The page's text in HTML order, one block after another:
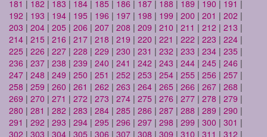
181 | 182 | 183 | 184 | 185 | 186 | 187 | 188 | 189 | 190 | 191 |
192 | 193 | 194 | 195 | 196 | 197 | 198 | 199 | 200 | 201 | 202 |
203 | 204 | 205 | 206 | 207 | 208 | 209 | 210 | 211 | 212 | 213 |
214 | 215 | 216 | 217 | 218 | 219 | 220 | 221 | 222 | 223 | 224 |
225 | 226 | 227 | 228 | 229 | 230 | 231 | 232 | 233 | 234 | 235 |
236 | 237 | 238 | 239 | 240 | 241 | 242 | 243 | 244 | 245 | 246 |
247 | 248 | 249 | 250 | 251 | 252 | 253 | 254 | 255 | 256 | 257 |
258 | 259 | 260 | 261 | 262 | 263 | 264 | 265 | 266 | 267 | 268 |
269 | 270 | 271 | 272 | 273 | 274 | 275 | 276 | 277 | 278 | 279 |
280 | 281 | 282 | 283 | 284 | 285 | 286 | 287 | 288 | 289 | 290 |
291 | 292 | 293 | 294 | 295 | 296 | 297 | 298 | 299 | 300 | 301 |
302 | 303 | 304 | 305 | 306 | 307 | 308 | 309 | 310 | 311 | 312 |